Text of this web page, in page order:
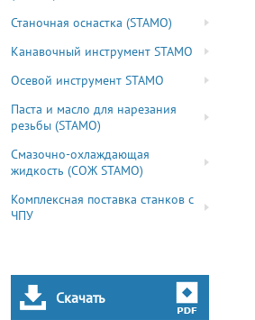
Станочная оснастка (STAMO)
Канавочный инструмент STAMO
Осевой инструмент STAMO
Паста и масло для нарезания
резьбы (STAMO)
Смазочно-охлаждающая
жидкость (СОЖ STAMO)
Комплексная поставка станков с
ЧПУ
Скачать